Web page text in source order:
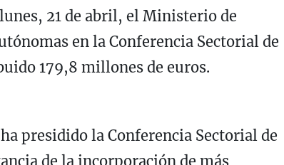
21 de abril, el Ministerio de
en la Conferencia Sectorial de
179,8 millones de euros.
presidido la Conferencia Sectorial de
de la incorporación de más